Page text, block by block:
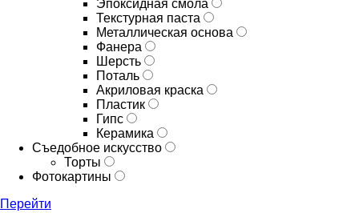
Эпоксидная смола
Текстурная паста
Металлическая основа
Фанера
Шерсть
Поталь
Акриловая краска
Пластик
Гипс
Керамика
Съедобное искусство
Торты
Фотокартины
Перейти